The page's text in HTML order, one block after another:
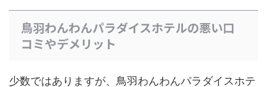
鳥羽わんわんパラダイスホテルの悪い口
コミやデメリット
少数ではありますが、鳥羽わんわんパラダイスホテ